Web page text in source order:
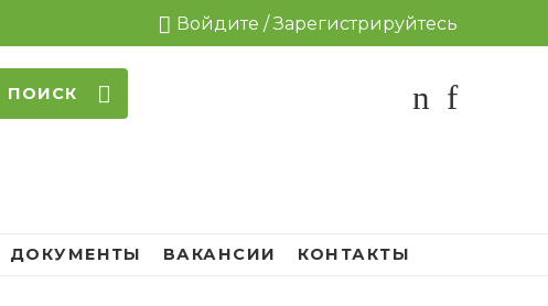
Войдите / Зарегистрируйтесь
ПОИСК
ДОКУМЕНТЫ ВАКАНСИИ КОНТАКТЫ